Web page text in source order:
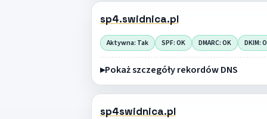
sp4.swidnica.pl
Aktywna: Tak SPF: OK DMARC: OK DKIM:
Pokaż szczegóły rekordów DNS
sp4swidnica.pl